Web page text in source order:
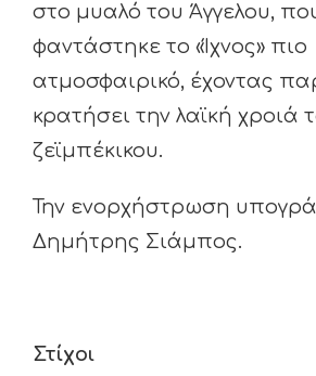
στο μυαλό του Άγγελου,
φαντάστηκε το «Ίχνος» πιο
ατμοσφαιρικό, έχοντας
κρατήσει την λαϊκή χροιά
ζεϊμπέκικου.
Την ενορχήστρωση
Δημήτρης Σιάμπος.
Στίχοι